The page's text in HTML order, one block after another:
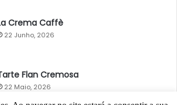
Crema Caffè
22 Junho, 2026
Flan Cremosa
22 Maio, 2026